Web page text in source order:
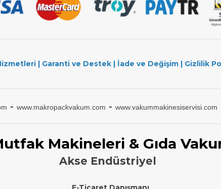
| Garanti ve Destek | İade ve Değişim | Gizlilik
- www.makropackvakum.com - www.vakummakinesiservisi.com
Makineleri & Gıda
Akse Endüstriyel